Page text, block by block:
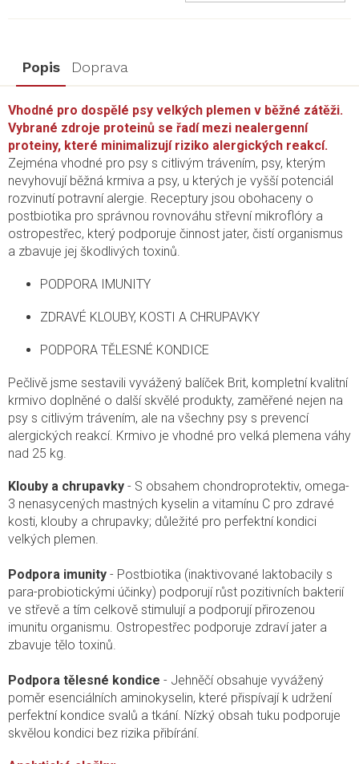
Popis Doprava
Vhodné pro dospělé psy velkých plemen v běžné zátěži.
Vybrané zdroje proteinů se řadí mezi nealergenní
proteiny, které minimalizují riziko alergických reakcí.
Zejména vhodné pro psy s citlivým trávením, psy, kterým
nevyhovují běžná krmiva a psy, u kterých je vyšší potenciál
rozvinutí potravní alergie. Receptury jsou obohaceny o
postbiotika pro správnou rovnováhu střevní mikroflóry a
ostropestřec, který podporuje činnost jater, čistí organismus
a zbavuje jej škodlivých toxinů.
​PODPORA IMUNITY
ZDRAVÉ KLOUBY, KOSTI A CHRUPAVKY
PODPORA TĚLESNÉ KONDICE
Pečlivě jsme sestavili vyvážený balíček Brit, kompletní kvalitní
krmivo doplněné o další skvělé produkty, zaměřené nejen na
psy s citlivým trávením, ale na všechny psy s prevencí
alergických reakcí. Krmivo je vhodné pro velká plemena váhy
nad 25 kg.
Klouby a chrupavky - S obsahem chondroprotektiv, omega-
3 nenasycených mastných kyselin a vitamínu C pro zdravé
kosti, klouby a chrupavky; důležité pro perfektní kondici
velkých plemen.
Podpora imunity - Postbiotika (inaktivované laktobacily s
para-probiotickými účinky) podporují růst pozitivních bakterií
ve střevě a tím celkově stimulují a podporují přirozenou
imunitu organismu. Ostropestřec podporuje zdraví jater a
zbavuje tělo toxinů.
Podpora tělesné kondice - Jehněčí obsahuje vyvážený
poměr esenciálních aminokyselin, které přispívají k udržení
perfektní kondice svalů a tkání. Nízký obsah tuku podporuje
skvělou kondici bez rizika přibírání.